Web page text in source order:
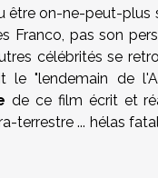
être on-ne-peut-
Franco, pas son
célébrités se
le "lendemain de
de ce film écrit et
terrestre ... hélas